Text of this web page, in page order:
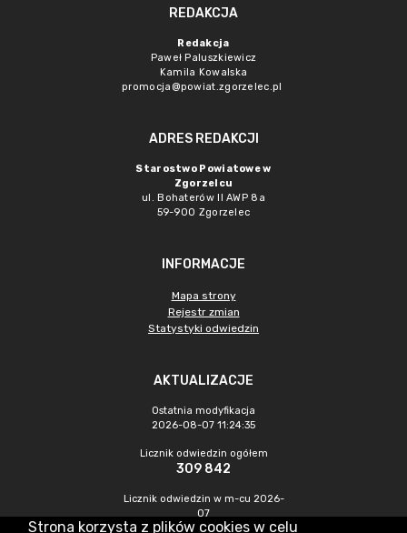
REDAKCJA
Redakcja
Paweł Paluszkiewicz
Kamila Kowalska
promocja@powiat.zgorzelec.pl
ADRES REDAKCJI
Starostwo Powiatowe w
Zgorzelcu
ul. Bohaterów II AWP 8a
59-900 Zgorzelec
INFORMACJE
Mapa strony
Rejestr zmian
Statystyki odwiedzin
AKTUALIZACJE
Ostatnia modyfikacja
2026-08-07 11:24:35
Licznik odwiedzin ogółem
309 842
Licznik odwiedzin w m-cu 2026-
07
540
Strona korzysta z plików cookies w celu